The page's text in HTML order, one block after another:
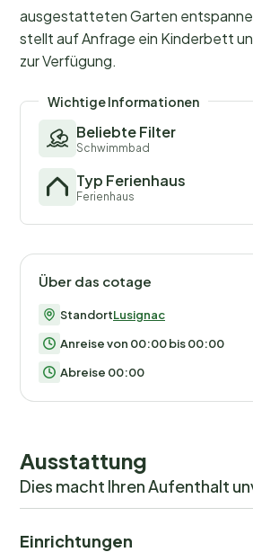
ausgestatteten Garten
stellt auf Anfrage ein Kinderbett
zur Verfügung.
Wichtige Informationen
Beliebte Filter
Schwimmbad
Typ Ferienhaus
Ferienhaus
Über das cotage
StandortLusignac
Anreise von 00:00 bis 00:00
Abreise 00:00
Ausstattung
Dies macht Ihren Aufenthalt
Einrichtungen